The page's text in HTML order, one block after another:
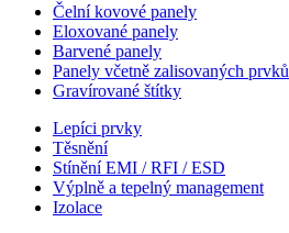
Čelní kovové panely
Eloxované panely
Barvené panely
Panely včetně zalisovaných prvků
Gravírované štítky
Lepíci prvky
Těsnění
Stínění EMI / RFI / ESD
Výplně a tepelný management
Izolace